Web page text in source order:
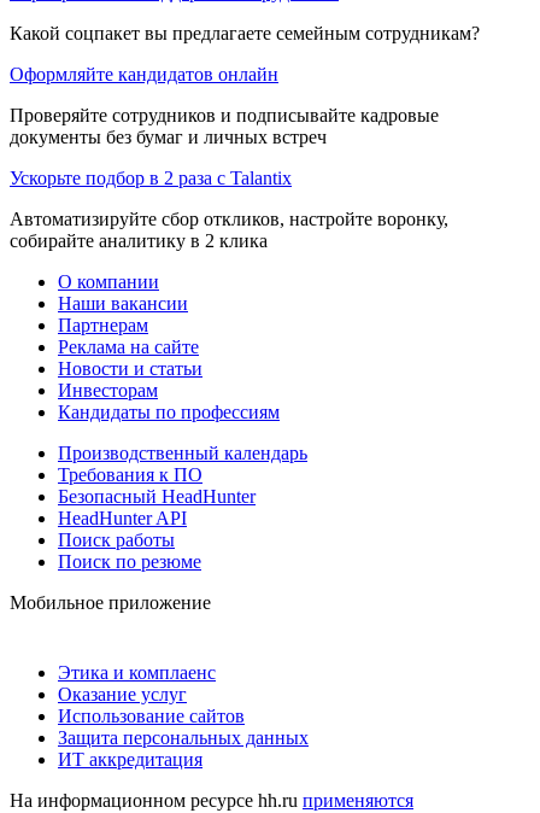
Какой соцпакет вы предлагаете семейным сотрудникам?
Оформляйте кандидатов онлайн
Проверяйте сотрудников и подписывайте кадровые
документы без бумаг и личных встреч
Ускорьте подбор в 2 раза с Talantix
Автоматизируйте сбор откликов, настройте воронку,
собирайте аналитику в 2 клика
О компании
Наши вакансии
Партнерам
Реклама на сайте
Новости и статьи
Инвесторам
Кандидаты по профессиям
Производственный календарь
Требования к ПО
Безопасный HeadHunter
HeadHunter API
Поиск работы
Поиск по резюме
Мобильное приложение
Этика и комплаенс
Оказание услуг
Использование сайтов
Защита персональных данных
ИТ аккредитация
На информационном ресурсе hh.ru применяются